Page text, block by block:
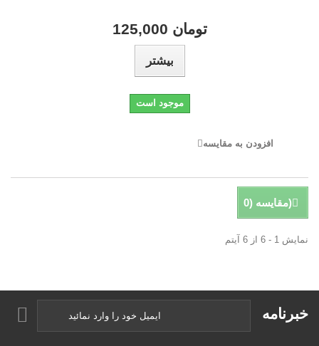
125,000 تومان
بیشتر
موجود است
افزودن به مقایسه
مقایسه (0 )
نمایش 1 - 6 از 6 آیتم
خبرنامه